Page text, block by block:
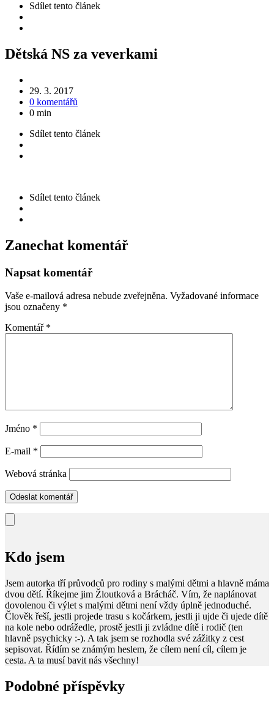
Sdílet tento článek
Dětská NS za veverkami
29. 3. 2017
0 komentářů
0 min
Sdílet tento článek
Sdílet tento článek
Zanechat komentář
Napsat komentář
Vaše e-mailová adresa nebude zveřejněna. Vyžadované informace
jsou označeny *
Komentář *
Jméno *
E-mail *
Webová stránka
Kdo jsem
Jsem autorka tří průvodců pro rodiny s malými dětmi a hlavně máma
dvou dětí. Říkejme jim Žloutková a Brácháč. Vím, že naplánovat
dovolenou či výlet s malými dětmi není vždy úplně jednoduché.
Člověk řeší, jestli projede trasu s kočárkem, jestli ji ujde či ujede dítě
na kole nebo odrážedle, prostě jestli ji zvládne dítě i rodič (ten
hlavně psychicky :-). A tak jsem se rozhodla své zážitky z cest
sepisovat. Řídím se známým heslem, že cílem není cíl, cílem je
cesta. A ta musí bavit nás všechny!
Podobné příspěvky